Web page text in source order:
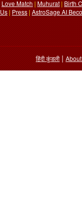
Love Match|Muhurat|Birth
|Press|AstroSage AI
हिंदी कुंडली|